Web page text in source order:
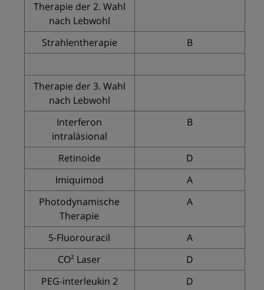
Therapie der 2. Wahl
nach Lebwohl
Strahlentherapie
B
Therapie der 3. Wahl
nach Lebwohl
Interferon
intraläsional
B
Retinoide
D
Imiquimod
A
Photodynamische
Therapie
A
5-Fluorouracil
A
CO² Laser
D
PEG-interleukin 2
D